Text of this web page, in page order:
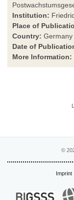
Institution:
Place of
Country: Germany
Date of
More Information:
©
Imprint